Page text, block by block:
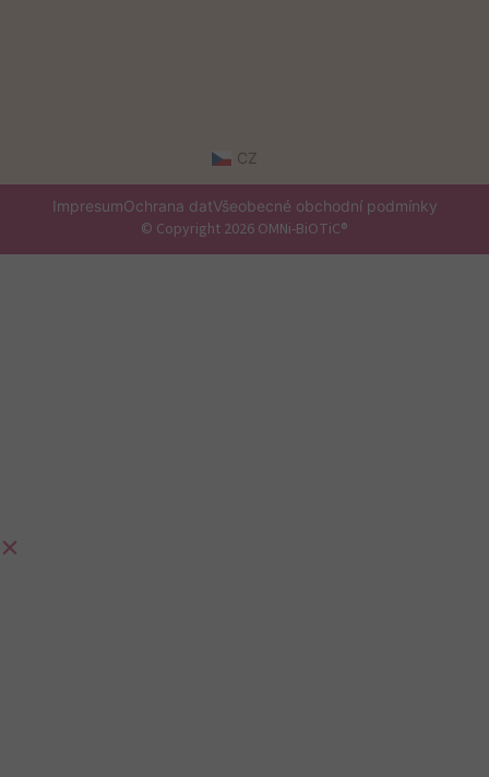
CZ
ImpresumOchrana datVšeobecné obchodní podmínky
© Copyright 2026 OMNi-BiOTiC®